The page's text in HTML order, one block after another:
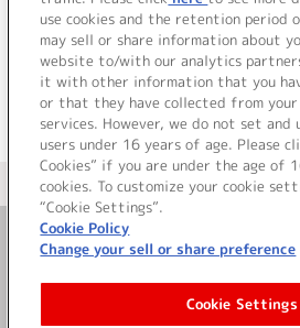
VIEW MORE
＜ カタログサイト トッ
お問い合わせ
サイト利用について
use cookies and the retention period
may sell or share information about
website to/with our analytics
it with other information that you
or that they have collected from
services. However, we do not set and
users under 16 years of age. Please
Cookies” if you are under the age of
cookies. To customize your cookie
“Cookie Settings”.
Cookie Policy
Change your sell or share preference
Cookie Settings